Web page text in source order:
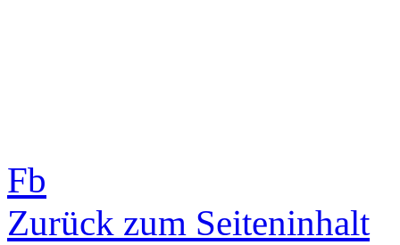
Fb
Zurück zum Seiteninhalt